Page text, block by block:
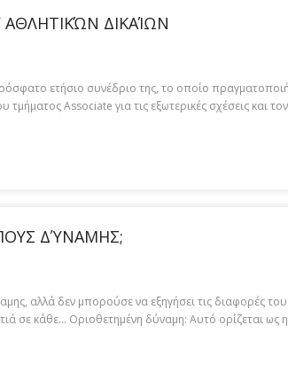
ΑΘΛΗΤΙΚΏΝ ΔΙΚΑΊΩΝ
ετήσιο συνέδριο της, το οποίο
Associate για τις εξωτερικές σχέσεις και
ΔΎΝΑΜΗΣ;
αλλά δεν μπορούσε να εξηγήσει τις διαφορές
σε κάθε… Οριοθετημένη δύναμη: Αυτό ορίζεται